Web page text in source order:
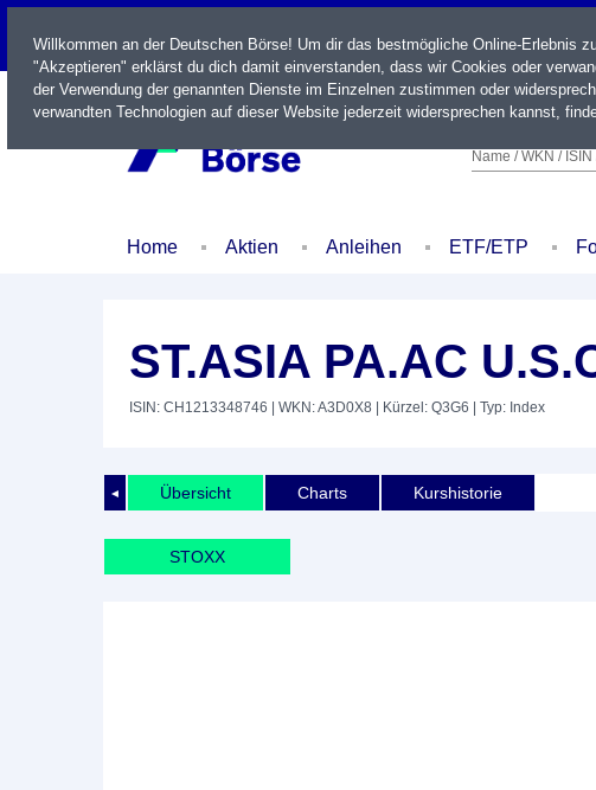
LIVE
Name / WKN / ISIN
Home Aktien Anleihen ETF/ETP
ST.ASIA PA.AC
ISIN: CH1213348746 | WKN: A3D0X8 | Kürzel: Q3G6 | Typ: Index
◄ Übersicht Charts Kurshistorie
STOXX
Willkommen an der Deutschen Börse! Um dir das bestmögliche Online-Erlebnis
"Akzeptieren" erklärst du dich damit einverstanden, dass wir Cookies oder
der Verwendung der genannten Dienste im Einzelnen zustimmen oder
verwandten Technologien auf dieser Website jederzeit widersprechen kannst,